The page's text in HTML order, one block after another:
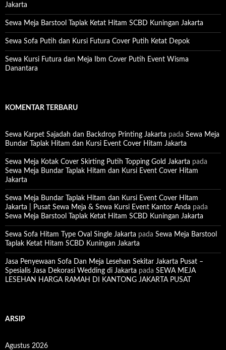
Jakarta
Sewa Meja Barstool Taplak Ketat Hitam SCBD Kuningan Jakarta
Sewa Sofa Putih dan Kursi Futura Cover Putih Ketat Depok
Sewa Kursi Futura dan Meja Ibm Cover Putih Event Wisma
Danantara
KOMENTAR TERBARU
Sewa Karpet Sajadah dan Backdrop Printing Jakarta pada Sewa Meja
Bundar Taplak Hitam dan Kursi Event Cover Hitam Jakarta
Sewa Meja Kotak Cover Skirting Putih Topping Gold Jakarta pada
Sewa Meja Bundar Taplak Hitam dan Kursi Event Cover Hitam
Jakarta
Sewa Meja Bundar Taplak Hitam dan Kursi Event Cover Hitam
Jakarta | Pusat Sewa Meja & Sewa Kursi Event Kantor Anda pada
Sewa Meja Barstool Taplak Ketat Hitam SCBD Kuningan Jakarta
Sewa Sofa Hitam Type Oval Single Jakarta pada Sewa Meja Barstool
Taplak Ketat Hitam SCBD Kuningan Jakarta
Jasa Penyewaan Sofa Dan Meja Lesehan Sekitar Jakarta Pusat –
Spesialis Jasa Dekorasi Wedding di Jakarta pada SEWA MEJA
LESEHAN HARGA RAMAH DI KANTONG JAKARTA PUSAT
ARSIP
Agustus 2026